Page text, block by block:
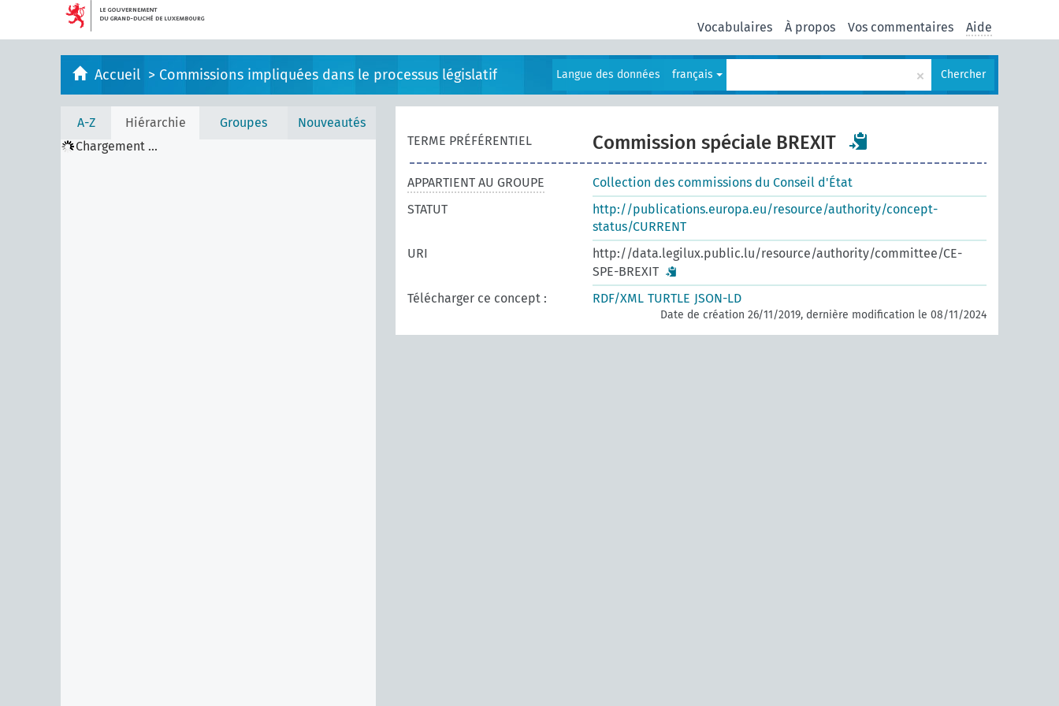
Vocabulaires À propos Vos commentaires Aide
Accueil > Commissions impliquées dans le processus législatif Langue des données français × Chercher
A-Z Hiérarchie Groupes
Nouveautés
Chargement ...
TERME PRÉFÉRENTIEL Commission spéciale BREXIT
APPARTIENT AU GROUPE
Collection des commissions du Conseil d'État
STATUT
http://publications.europa.eu/resource/authority/concept-
status/CURRENT
URI
http://data.legilux.public.lu/resource/authority/committee/CE-
SPE-BREXIT
Télécharger ce concept :
RDF/XML TURTLE JSON-LD
Date de création 26/11/2019, dernière modification le 08/11/2024